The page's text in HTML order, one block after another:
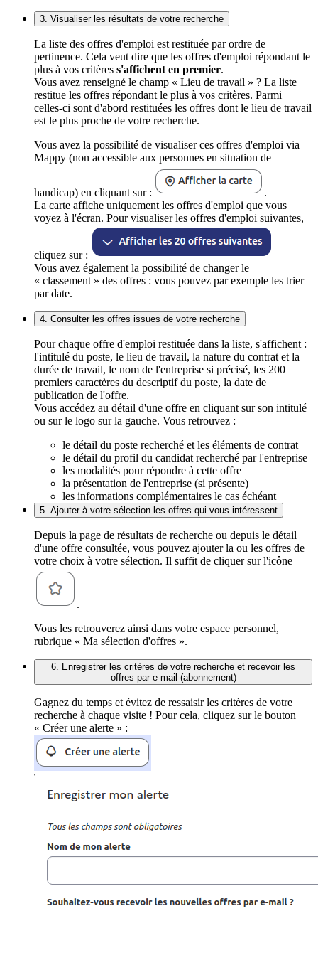
3. Visualiser les résultats de votre recherche
La liste des offres d'emploi est restituée par ordre de
pertinence. Cela veut dire que les offres d'emploi répondant le
plus à vos critères s'affichent en premier.
Vous avez renseigné le champ « Lieu de travail » ? La liste
restitue les offres répondant le plus à vos critères. Parmi
celles-ci sont d'abord restituées les offres dont le lieu de travail
est le plus proche de votre recherche.
Vous avez la possibilité de visualiser ces offres d'emploi via
Mappy (non accessible aux personnes en situation de
handicap) en cliquant sur :
.
La carte affiche uniquement les offres d'emploi que vous
voyez à l'écran. Pour visualiser les offres d'emploi suivantes,
cliquez sur :
Vous avez également la possibilité de changer le
« classement » des offres : vous pouvez par exemple les trier
par date.
4. Consulter les offres issues de votre recherche
Pour chaque offre d'emploi restituée dans la liste, s'affichent :
l'intitulé du poste, le lieu de travail, la nature du contrat et la
durée de travail, le nom de l'entreprise si précisé, les 200
premiers caractères du descriptif du poste, la date de
publication de l'offre.
Vous accédez au détail d'une offre en cliquant sur son intitulé
ou sur le logo sur la gauche. Vous retrouvez :
le détail du poste recherché et les éléments de contrat
le détail du profil du candidat recherché par l'entreprise
les modalités pour répondre à cette offre
la présentation de l'entreprise (si présente)
les informations complémentaires le cas échéant
5. Ajouter à votre sélection les offres qui vous intéressent
Depuis la page de résultats de recherche ou depuis le détail
d'une offre consultée, vous pouvez ajouter la ou les offres de
votre choix à votre sélection. Il suffit de cliquer sur l'icône
.
Vous les retrouverez ainsi dans votre espace personnel,
rubrique « Ma sélection d'offres ».
6. Enregistrer les critères de votre recherche et recevoir les
offres par e-mail (abonnement)
Gagnez du temps et évitez de ressaisir les critères de votre
recherche à chaque visite ! Pour cela, cliquez sur le bouton
« Créer une alerte » :